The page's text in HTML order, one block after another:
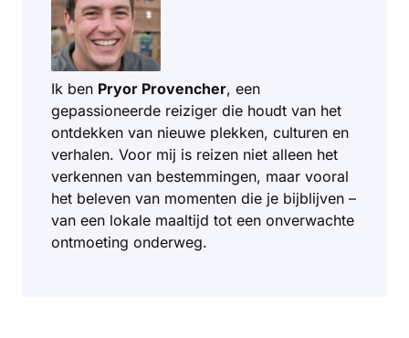
Ik ben Pryor Provencher, een
gepassioneerde reiziger die houdt van het
ontdekken van nieuwe plekken, culturen en
verhalen. Voor mij is reizen niet alleen het
verkennen van bestemmingen, maar vooral
het beleven van momenten die je bijblijven –
van een lokale maaltijd tot een onverwachte
ontmoeting onderweg.